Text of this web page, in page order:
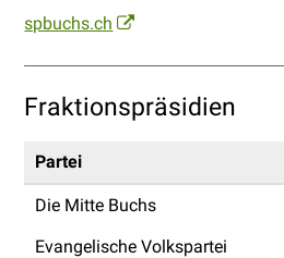
spbuchs.ch
Fraktionspräsidien
Partei
Die Mitte Buchs
Evangelische Volkspartei